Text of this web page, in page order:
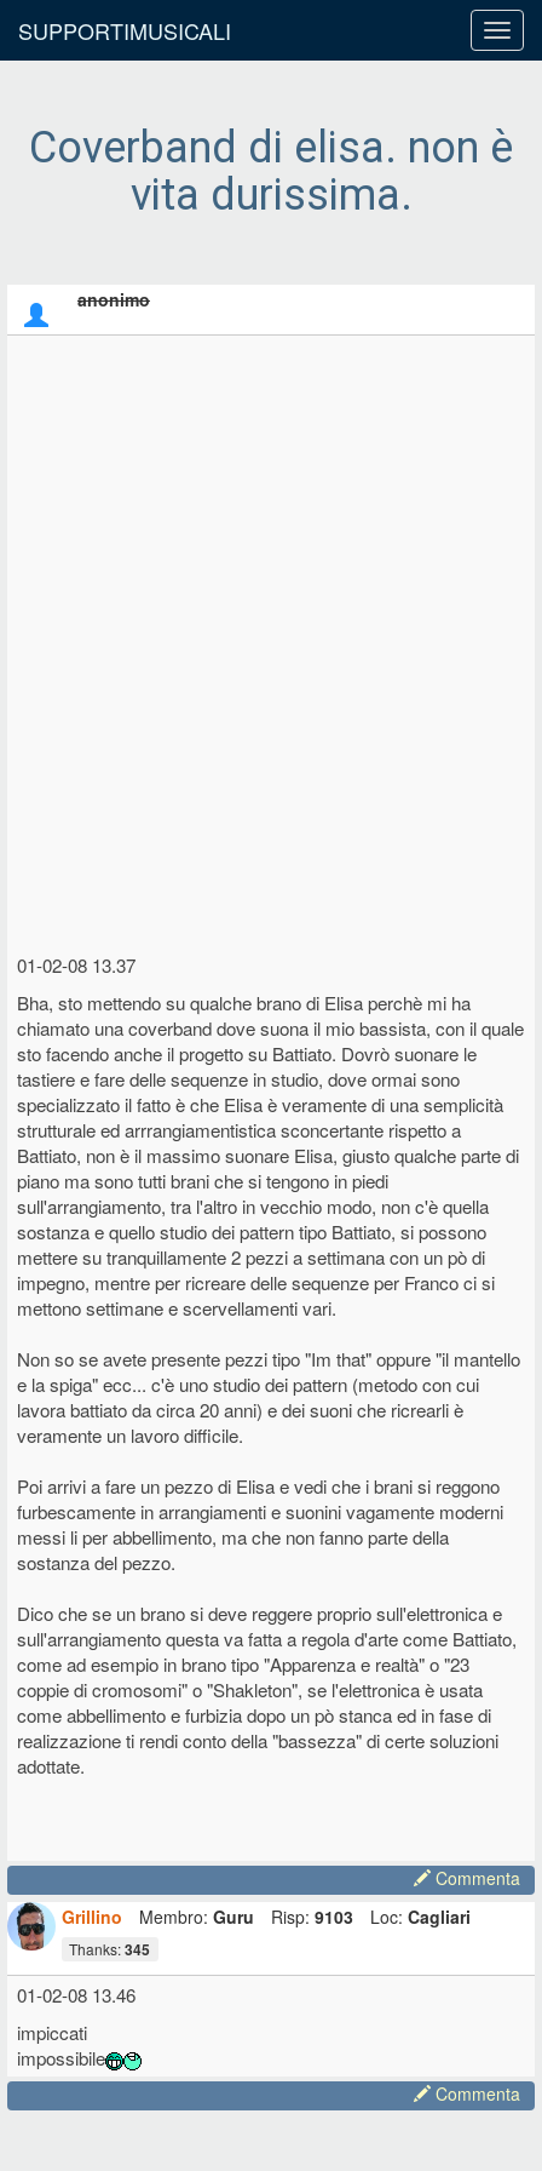
SUPPORTIMUSICALI
Coverband di elisa. non è
vita durissima.
anonimo
01-02-08 13.37
Bha, sto mettendo su qualche brano di Elisa perchè mi ha
chiamato una coverband dove suona il mio bassista, con il quale
sto facendo anche il progetto su Battiato. Dovrò suonare le
tastiere e fare delle sequenze in studio, dove ormai sono
specializzato il fatto è che Elisa è veramente di una semplicità
strutturale ed arrrangiamentistica sconcertante rispetto a
Battiato, non è il massimo suonare Elisa, giusto qualche parte di
piano ma sono tutti brani che si tengono in piedi
sull'arrangiamento, tra l'altro in vecchio modo, non c'è quella
sostanza e quello studio dei pattern tipo Battiato, si possono
mettere su tranquillamente 2 pezzi a settimana con un pò di
impegno, mentre per ricreare delle sequenze per Franco ci si
mettono settimane e scervellamenti vari.
Non so se avete presente pezzi tipo "Im that" oppure "il mantello
e la spiga" ecc... c'è uno studio dei pattern (metodo con cui
lavora battiato da circa 20 anni) e dei suoni che ricrearli è
veramente un lavoro difficile.
Poi arrivi a fare un pezzo di Elisa e vedi che i brani si reggono
furbescamente in arrangiamenti e suonini vagamente moderni
messi li per abbellimento, ma che non fanno parte della
sostanza del pezzo.
Dico che se un brano si deve reggere proprio sull'elettronica e
sull'arrangiamento questa va fatta a regola d'arte come Battiato,
come ad esempio in brano tipo "Apparenza e realtà" o "23
coppie di cromosomi" o "Shakleton", se l'elettronica è usata
come abbellimento e furbizia dopo un pò stanca ed in fase di
realizzazione ti rendi conto della "bassezza" di certe soluzioni
adottate.
Commenta
Grillino
Membro: Guru Risp: 9103 Loc: Cagliari
Thanks:345
01-02-08 13.46
impiccati
impossibile
Commenta